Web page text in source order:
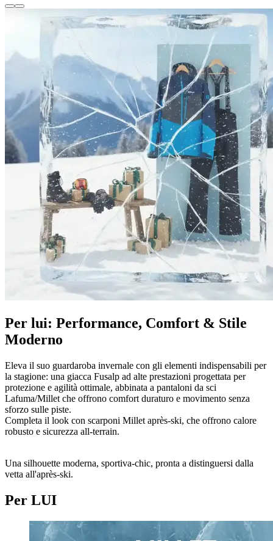
Per lui: Performance, Comfort & Stile
Moderno
Eleva il suo guardaroba invernale con gli elementi indispensabili per
la stagione: una giacca Fusalp ad alte prestazioni progettata per
protezione e agilità ottimale, abbinata a pantaloni da sci
Lafuma/Millet che offrono comfort duraturo e movimento senza
sforzo sulle piste.
Completa il look con scarponi Millet après-ski, che offrono calore
robusto e sicurezza all-terrain.
Una silhouette moderna, sportiva-chic, pronta a distinguersi dalla
vetta all'après-ski.
Per LUI